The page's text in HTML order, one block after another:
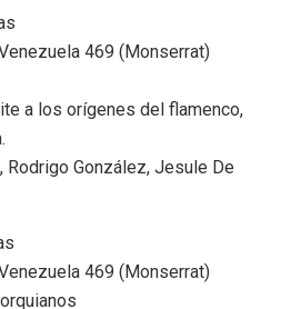
469 (Monserrat)
a los orígenes del flamenco,
Rodrigo González, Jesule De
469 (Monserrat)